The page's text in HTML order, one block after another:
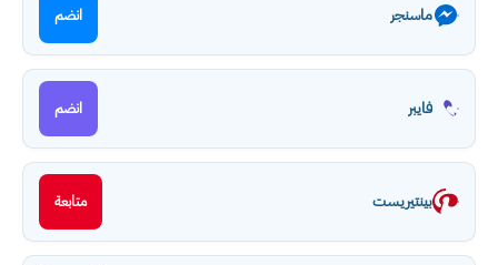
ماسنجر انضم
فايبر انضم
بينتيريست متابعة